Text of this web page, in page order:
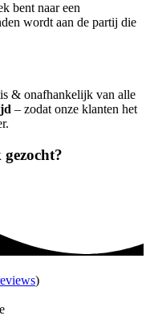
bent naar een
wordt aan de partij die
& onafhankelijk van alle
– zodat onze klanten het
)